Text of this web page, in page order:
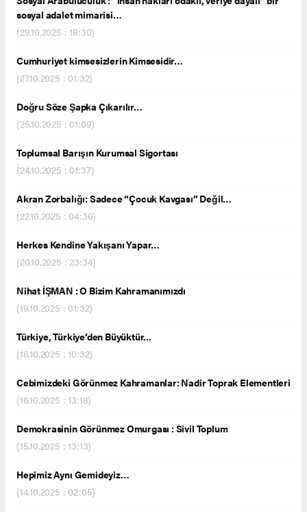
sosyal adalet mimarisi…
(29.10.2025 : 18:30)
Cumhuriyet kimsesizlerin Kimsesidir…
(27.10.2025 : 01:32)
Doğru Söze Şapka Çıkarılır…
(25.10.2025 : 01:09)
Toplumsal Barışın Kurumsal Sigortası
(24.10.2025 : 01:37)
Akran Zorbalığı: Sadece “Çocuk Kavgası” Değil…
(22.10.2025 : 04:30)
Herkes Kendine Yakışanı Yapar…
(20.10.2025 : 23:34)
Nihat İŞMAN : O Bizim Kahramanımızdı
(19.10.2025 : 01:32)
Türkiye, Türkiye’den Büyüktür...
(18.10.2025 : 10:32)
Cebimizdeki Görünmez Kahramanlar: Nadir Toprak Elementleri
(16.10.2025 : 13:18)
Demokrasinin Görünmez Omurgası : Sivil Toplum
(15.10.2025 : 13:13)
Hepimiz Aynı Gemideyiz…
(14.10.2025 : 02:05)